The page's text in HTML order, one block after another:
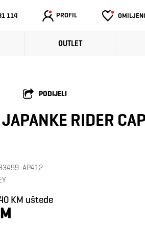
114 PROFIL
OUTLET
PODIJELI
RIDER
AP412
KM uštede